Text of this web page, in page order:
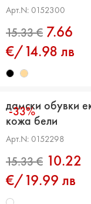
15.33 €
Арт.N: 0152300
7.66
€/14.98 лв
-33%
дамски обувки
кожа бели
Арт.N: 0152298
10.22
€/19.99 лв